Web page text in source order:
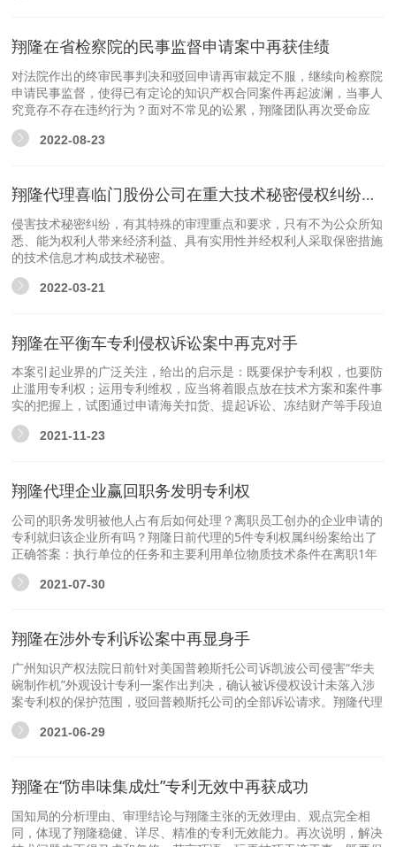
翔隆在省检察院的民事监督申请案中再获佳绩
2022-08-23
对法院作出的终审民事判决和驳回申请再审裁定不服，继续向检察院
申请民事监督，使得已有定论的知识产权合同案件再起波澜，当事人
究竟存不存在违约行为？面对不常见的讼累，翔隆团队再次受命应
诉。浙江省检察院日前出具决定书，不支持飞跃管业公司的监督申
请，翔隆代理应诉的旭强公司获胜，双方持续数年的“节流式无垫连
翔隆代理喜临门股份公司在重大技术秘密侵权纠纷中力克对手
2022-03-21
侵害技术秘密纠纷，有其特殊的审理重点和要求，只有不为公众所知
悉、能为权利人带来经济利益、具有实用性并经权利人采取保密措施
的技术信息才构成技术秘密。
翔隆在平衡车专利侵权诉讼案中再克对手
2021-11-23
本案引起业界的广泛关注，给出的启示是：既要保护专利权，也要防
止滥用专利权；运用专利维权，应当将着眼点放在技术方案和案件事
实的把握上，试图通过申请海关扣货、提起诉讼、冻结财产等手段迫
使竞争对手就范，难免碰壁。
翔隆代理企业赢回职务发明专利权
2021-07-30
公司的职务发明被他人占有后如何处理？离职员工创办的企业申请的
专利就归该企业所有吗？翔隆日前代理的5件专利权属纠纷案给出了
正确答案：执行单位的任务和主要利用单位物质技术条件在离职1年
内完成的发明创造，属于原单位的职务发明创造，专利权依法归原工
作单位所有。
翔隆在涉外专利诉讼案中再显身手
2021-06-29
广州知识产权法院日前针对美国普赖斯托公司诉凯波公司侵害“华夫
碗制作机”外观设计专利一案作出判决，确认被诉侵权设计未落入涉
案专利权的保护范围，驳回普赖斯托公司的全部诉讼请求。翔隆代理
被告出具的不侵权抗辩理由全部获得法院支持。
翔隆在“防串味集成灶”专利无效中再获成功
国知局的分析理由、审理结论与翔隆主张的无效理由、观点完全相
同，体现了翔隆稳健、详尽、精准的专利无效能力。再次说明，解决